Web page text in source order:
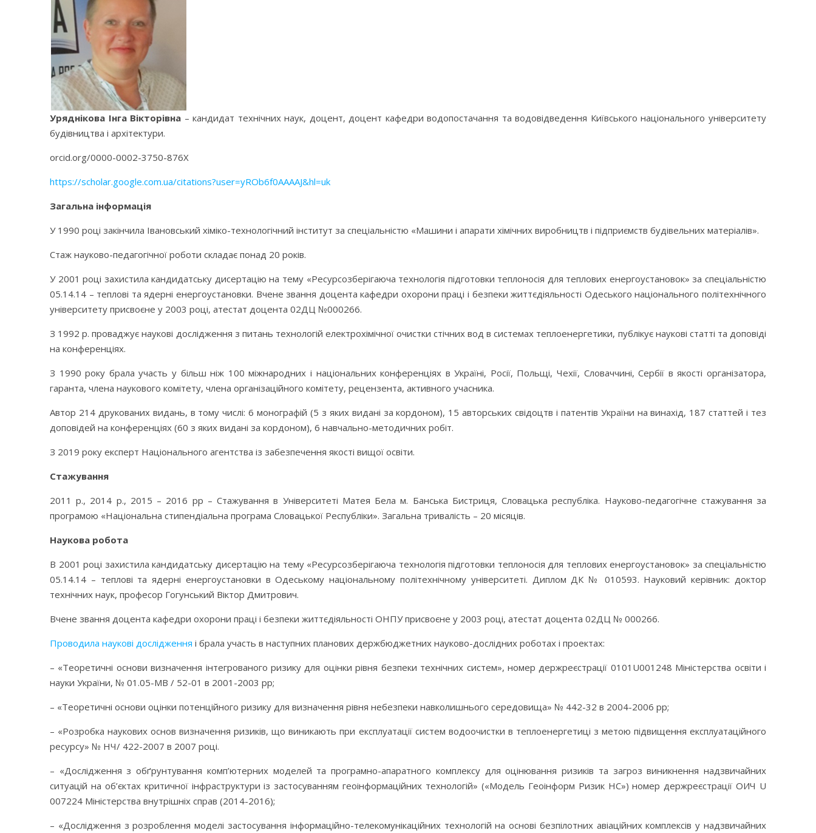
Уряднікова Інга Вікторівна – кандидат технічних наук, доцент, доцент кафедри водопостачання та водовідведення Київського національного університету
будівництва і архітектури.
orcid.org/0000-0002-3750-876X
https://scholar.google.com.ua/citations?user=yROb6f0AAAAJ&hl=uk
Загальна інформація
У 1990 році закінчила Івановський хіміко-технологічний інститут за спеціальністю «Машини і апарати хімічних виробництв і підприємств будівельних матеріалів».
Стаж науково-педагогічної роботи складає понад 20 років.
У 2001 році захистила кандидатську дисертацію на тему «Ресурсозберігаюча технологія підготовки теплоносія для теплових енергоустановок» за спеціальністю
05.14.14 – теплові та ядерні енергоустановки. Вчене звання доцента кафедри охорони праці і безпеки життєдіяльності Одеського національного політехнічного
університету присвоєне у 2003 році, атестат доцента 02ДЦ №000266.
З 1992 р. проваджує наукові дослідження з питань технологій електрохімічної очистки стічних вод в системах теплоенергетики, публікує наукові статті та доповіді
на конференціях.
З 1990 року брала участь у більш ніж 100 міжнародних і національних конференціях в Україні, Росії, Польщі, Чехії, Словаччині, Сербії в якості організатора,
гаранта, члена наукового комітету, члена організаційного комітету, рецензента, активного учасника.
Автор 214 друкованих видань, в тому числі: 6 монографій (5 з яких видані за кордоном), 15 авторських свідоцтв і патентів України на винахід, 187 статтей і тез
доповідей на конференціях (60 з яких видані за кордоном), 6 навчально-методичних робіт.
З 2019 року експерт Національного агентства із забезпечення якості вищої освіти.
Стажування
2011 р., 2014 р., 2015 – 2016 рр – Стажування в Університеті Матея Бела м. Банська Бистриця, Словацька республіка. Науково-педагогічне стажування за
програмою «Національна стипендіальна програма Словацької Республіки». Загальна тривалість – 20 місяців.
Наукова робота
В 2001 році захистила кандидатську дисертацію на тему «Ресурсозберігаюча технологія підготовки теплоносія для теплових енергоустановок» за спеціальністю
05.14.14 – теплові та ядерні енергоустановки в Одеському національному політехнічному університеті. Диплом ДК № 010593. Науковий керівник: доктор
технічних наук, професор Гогунський Віктор Дмитрович.
Вчене звання доцента кафедри охорони праці і безпеки життєдіяльності ОНПУ присвоєне у 2003 році, атестат доцента 02ДЦ № 000266.
Проводила наукові дослідження і брала участь в наступних планових держбюджетних науково-дослідних роботах і проектах:
– «Теоретичні основи визначення інтегрованого ризику для оцінки рівня безпеки технічних систем», номер держреєстрації 0101U001248 Міністерства освіти і
науки України, № 01.05-МВ / 52-01 в 2001-2003 рр;
– «Теоретичні основи оцінки потенційного ризику для визначення рівня небезпеки навколишнього середовища» № 442-32 в 2004-2006 рр;
– «Розробка наукових основ визначення ризиків, що виникають при експлуатації систем водоочистки в теплоенергетиці з метою підвищення експлуатаційного
ресурсу» № НЧ/ 422-2007 в 2007 році.
– «Дослідження з обґрунтування комп’ютерних моделей та програмно-апаратного комплексу для оцінювання ризиків та загроз виникнення надзвичайних
ситуацій на об’єктах критичної інфраструктури із застосуванням геоінформаційних технологій» («Модель Геоінформ Ризик НС») номер держреєстрації ОИЧ U
007224 Міністерства внутрішніх справ (2014-2016);
– «Дослідження з розроблення моделі застосування інформаційно-телекомунікаційних технологій на основі безпілотних авіаційних комплексів у надзвичайних